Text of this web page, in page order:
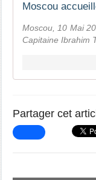
Moscou
Moscou, 10 Mai
Capitaine Ibrahim
Partager cet